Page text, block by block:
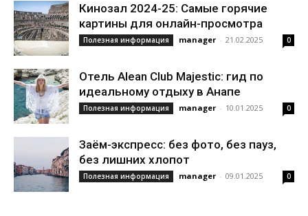
Кинозал 2024-25: Самые горячие
картины для онлайн-просмотра
Полезная информация manager - 21.02.2025 0
Отель Alean Club Majestic: гид по
идеальному отдыху в Анапе
Полезная информация manager - 10.01.2025 0
Заём-экспресс: без фото, без пауз,
без лишних хлопот
Полезная информация manager - 09.01.2025 0